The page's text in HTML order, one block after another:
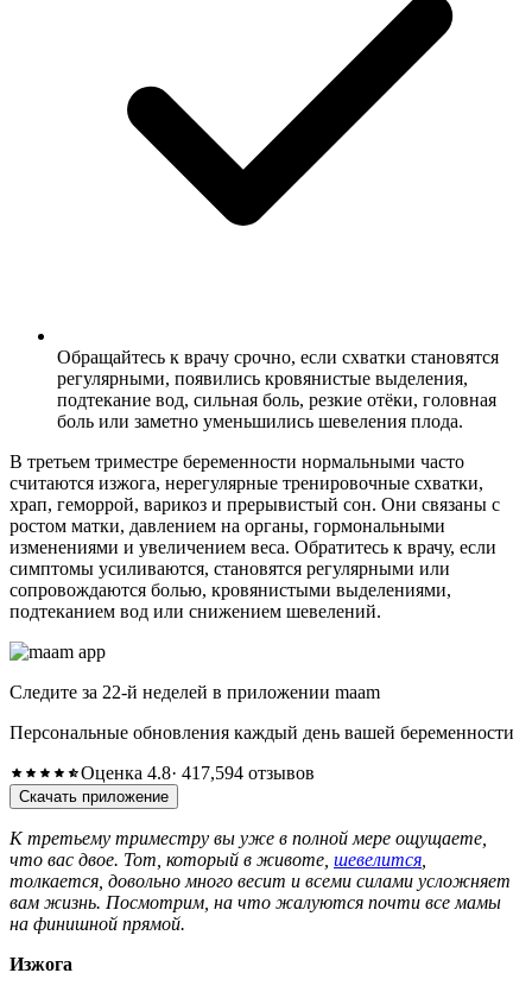
Обращайтесь к врачу срочно, если схватки становятся
регулярными, появились кровянистые выделения,
подтекание вод, сильная боль, резкие отёки, головная
боль или заметно уменьшились шевеления плода.
В третьем триместре беременности нормальными часто
считаются изжога, нерегулярные тренировочные схватки,
храп, геморрой, варикоз и прерывистый сон. Они связаны с
ростом матки, давлением на органы, гормональными
изменениями и увеличением веса. Обратитесь к врачу, если
симптомы усиливаются, становятся регулярными или
сопровождаются болью, кровянистыми выделениями,
подтеканием вод или снижением шевелений.
Следите за 22-й неделей в приложении maam
Персональные обновления каждый день вашей беременности
Оценка 4.8· 417,594 отзывов
Скачать приложение
К третьему триместру вы уже в полной мере ощущаете,
что вас двое. Тот, который в животе, шевелится
толкается, довольно много весит и всеми силами усложняет
вам жизнь. Посмотрим, на что жалуются почти все мамы
на финишной прямой.
Изжога